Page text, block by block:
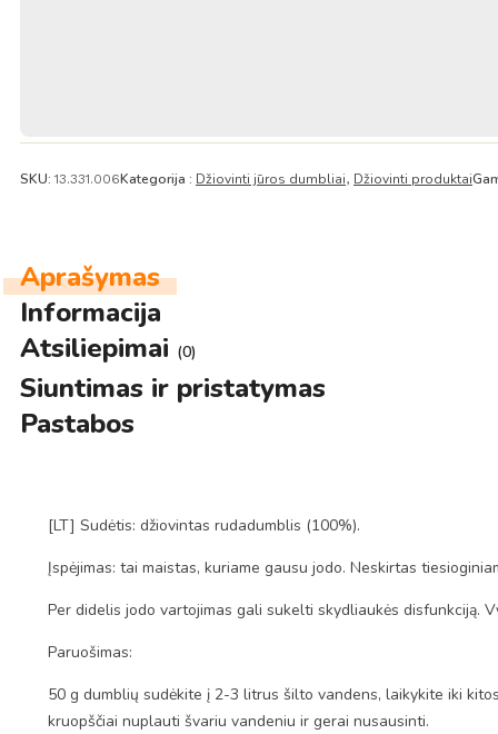
SKU: 13.331.006Kategorija : Džiovinti jūros dumbliai, Džiovinti produktai
Aprašymas
Informacija
Atsiliepimai (0)
Siuntimas ir pristatymas
Pastabos
[LT] Sudėtis: džiovintas rudadumblis (100%).
Įspėjimas: tai maistas, kuriame gausu jodo. Neskirtas
Per didelis jodo vartojimas gali sukelti skydliaukės disfunkciją.
Paruošimas:
50 g dumblių sudėkite į 2-3 litrus šilto vandens, laikykite iki
kruopščiai nuplauti švariu vandeniu ir gerai nusausinti.